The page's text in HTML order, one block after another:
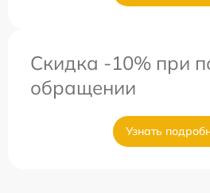
Скидка -10% при
обращении
Узнать